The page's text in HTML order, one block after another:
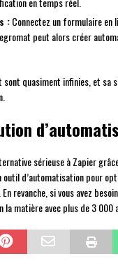
:Connectez un formulaire en
peut alors créer
quasiment infinies, et sa
sérieuse à Zapier
d’automatisation pour
revanche, si vous avez
matière avec plus de 3 000